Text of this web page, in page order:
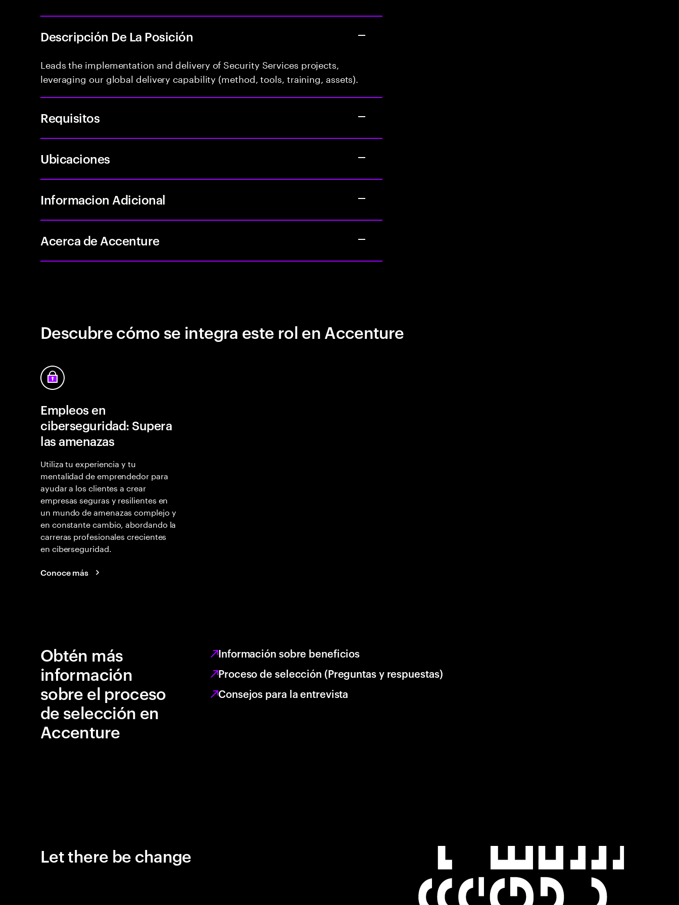
Descripción De La Posición
Leads the implementation and delivery of Security Services projects,
leveraging our global delivery capability (method, tools, training, assets).
Requisitos
Ubicaciones
Informacion Adicional
Acerca de Accenture
Descubre cómo se integra este rol en Accenture
Empleos en
ciberseguridad: Supera
las amenazas
Utiliza tu experiencia y tu
mentalidad de emprendedor para
ayudar a los clientes a crear
empresas seguras y resilientes en
un mundo de amenazas complejo y
en constante cambio, abordando la
carreras profesionales crecientes
en ciberseguridad.
Conoce más
Obtén más
información
sobre el proceso
de selección en
Accenture
Información sobre beneficios
Proceso de selección (Preguntas y respuestas)
Consejos para la entrevista
Let there be change